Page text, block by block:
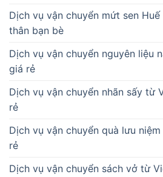
Dịch vụ vận chuyển mứt sen
thân bạn bè
Dịch vụ vận chuyển nguyên liệu
giá rẻ
Dịch vụ vận chuyển nhãn sấy từ
rẻ
Dịch vụ vận chuyển quà lưu
rẻ
Dịch vụ vận chuyển sách vở từ